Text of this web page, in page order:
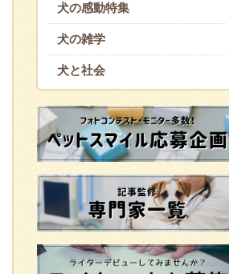
犬の感動特集
犬の雑学
犬と社会